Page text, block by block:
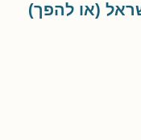
(או להפך)